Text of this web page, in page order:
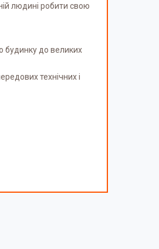
людині робити свою
будинку до великих
технічних і